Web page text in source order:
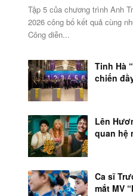
Tập 5 của chương trình Anh
2026 công bố kết quả cùng
Công diễn...
Tinh Hà
chiến
Lên
quan hệ
Ca sĩ
mắt MV